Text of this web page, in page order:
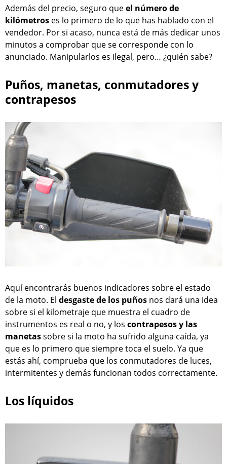
Además del precio, seguro queel número de
kilómetros es lo primero de lo que has hablado con el
vendedor. Por si acaso, nunca está de más dedicar unos
minutos a comprobar que se corresponde con lo
anunciado. Manipularlos es ilegal, pero… ¿quién sabe?
Puños, manetas, conmutadores y
contrapesos
Aquí encontrarás buenos indicadores sobre el estado
de la moto. El desgaste de los puños nos dará una idea
sobre si el kilometraje que muestra el cuadro de
instrumentos es real o no, y los contrapesos y las
manetassobre si la moto ha sufrido alguna caída, ya
que es lo primero que siempre toca el suelo. Ya que
estás ahí, comprueba que los conmutadores de luces,
intermitentes y demás funcionan todos correctamente.
Los líquidos